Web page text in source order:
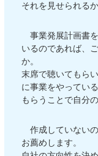
それを見せられる
事業発展計画書
いるのであれば、
か。
末席で聴いてもら
に事業をやってい
もらうことで自分
作成していない
お薦めします。